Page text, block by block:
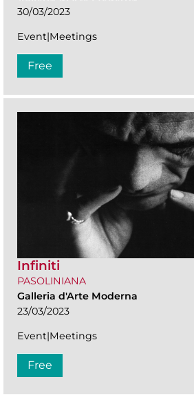
30/03/2023
Event|Meetings
Free
Infiniti
PASOLINIANA
Galleria d'Arte Moderna
23/03/2023
Event|Meetings
Free